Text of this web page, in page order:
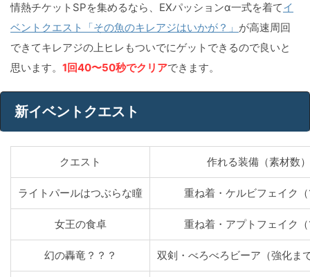
情熱チケットSPを集めるなら、EXパッションα一式を着てイ
ベントクエスト「その魚のキレアジはいかが？」 が高速周回
できてキレアジの上ヒレもついでにゲットできるので良いと
思います。 1回40〜50秒でクリアできます。
新イベントクエスト
クエスト 作れる装備（素材数）
ライトパールはつぶらな瞳 重ね着・ケルビフェイク
女王の食卓 重ね着・アプトフェイク
幻の轟竜？？？ 双剣・べろべろビーア（強化ま